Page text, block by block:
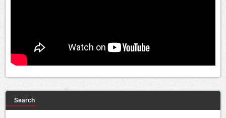
Search